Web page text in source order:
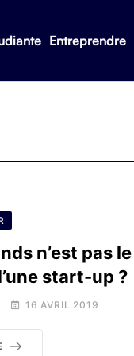
Entreprendre
n’est pas le
start-up ?
16 AVRIL 2019